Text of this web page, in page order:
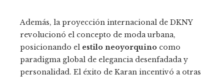
Además, la proyección internacional de DKNY
revolucionó el concepto de moda urbana,
posicionando el estilo neoyorquino como
paradigma global de elegancia desenfadada y
personalidad. El éxito de Karan incentivó a otras